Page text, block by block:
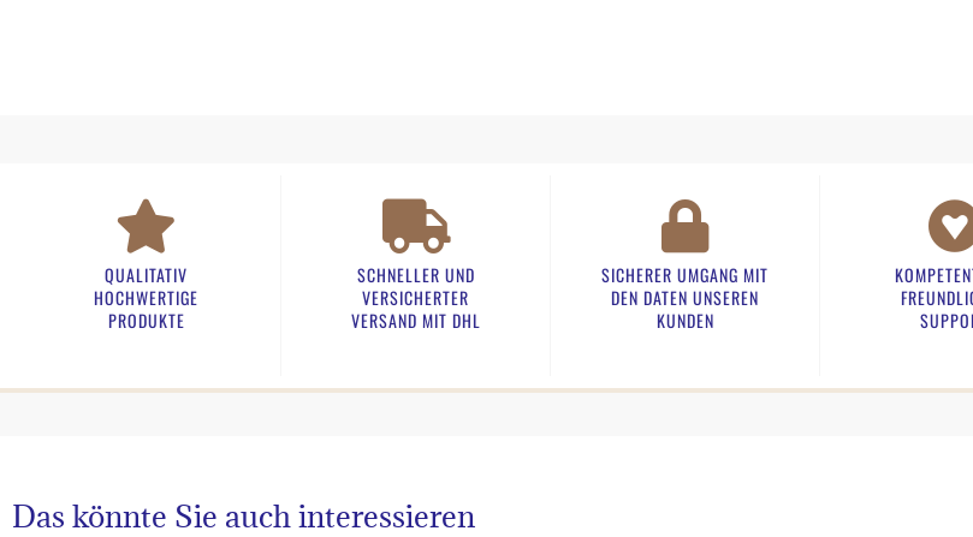
QUALITATIV
HOCHWERTIGE
PRODUKTE
SCHNELLER UND
VERSICHERTER
VERSAND MIT DHL
SICHERER UMGANG MIT
DEN DATEN UNSEREN
KUNDEN​
Das könnte Sie auch interessieren